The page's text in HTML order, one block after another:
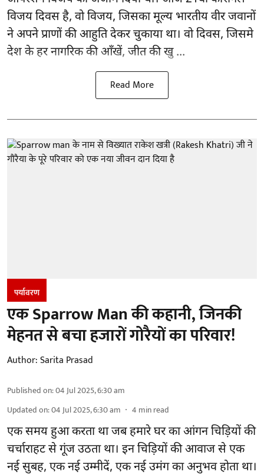
विजय दिवस है, वो विजय, जिसका मूल्य भारतीय वीर जवानों
ने अपने प्राणों की आहुति देकर चुकाया था। वो दिवस, जिसमे
देश के हर नागरिक की आँखें, जीत की खु ...
Read More
पर्यावरण
एक Sparrow Man की कहानी, जिनकी
मेहनत से बचा हजारों गोरैयों का परिवार!
Author:Sarita Prasad
Published on:04 Jul 2025, 6:30 am
Updated on:04 Jul 2025, 6:30 am 4 min read
एक समय हुआ करता था जब हमारे घर का आंगन चिड़ियों की
चर्चाराहट से गूंज उठता था। इन चिड़ियों की आवाज से एक
नई सुबह, एक नई उम्मीदें, एक नई उमंग का अनुभव होता था।